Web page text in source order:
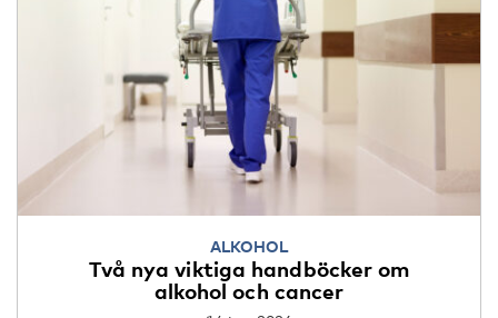
ALKOHOL
Två nya viktiga handböcker om
alkohol och cancer